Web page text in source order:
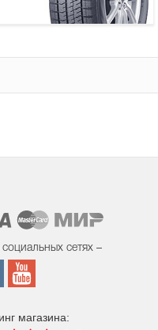
сетях –
магазина: